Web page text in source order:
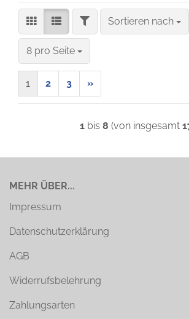
FILTERSortieren nach
Sortieren nach
8 pro Seite
pro Seite
1 2 3 »
1 bis 8 (von insgesamt
MEHR ÜBER...
Impressum
Datenschutzerklärung
AGB
Widerrufsbelehrung
Zahlungsarten